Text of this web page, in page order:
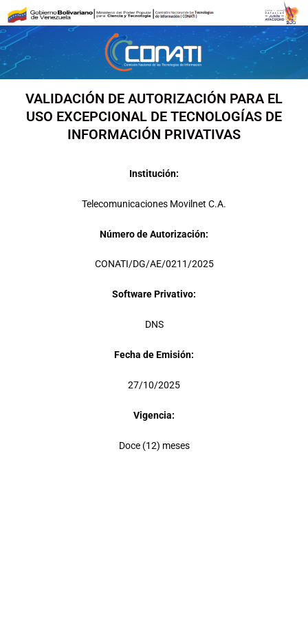
contenido
VALIDACIÓN DE AUTORIZACIÓN PARA EL
USO EXCEPCIONAL DE TECNOLOGÍAS DE
INFORMACIÓN PRIVATIVAS
Institución:
Telecomunicaciones Movilnet C.A.
Número de Autorización:
CONATI/DG/AE/0211/2025
Software Privativo:
DNS
Fecha de Emisión:
27/10/2025
Vigencia:
Doce (12) meses